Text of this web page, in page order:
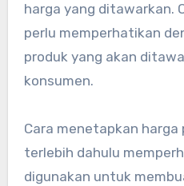
harga yang ditawarkan.
perlu memperhatikan
produk yang akan
konsumen.
Cara menetapkan harga
terlebih dahulu
digunakan untuk